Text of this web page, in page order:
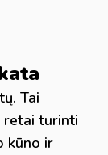
Tai
retai turinti
kūno ir